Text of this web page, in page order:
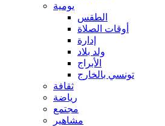
يومية
الطقس
أوقات الصلاة
إدارة
ولد بلاد
الأبراج
تونسي بالخارج
ثقافة
رياضة
مجتمع
مشاهير